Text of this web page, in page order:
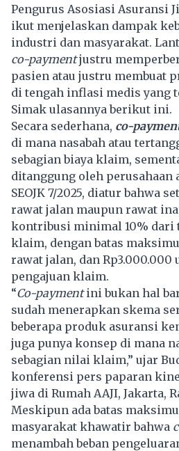
Pengurus Asosiasi Asuransi
ikut menjelaskan dampak
industri dan masyarakat.
co-paymentjustru
pasien atau justru membuat
di tengah inflasi medis yang
Simak ulasannya berikut ini.
Secara sederhana, co-
di mana nasabah atau
sebagian biaya klaim,
ditanggung oleh perusahaan
SEOJK 7/2025, diatur bahwa
rawat jalan maupun rawat
kontribusi minimal 10% dari
klaim, dengan batas
rawat jalan, dan
pengajuan klaim.
“Co-paymentini bukan hal
sudah menerapkan skema
beberapa produk asuransi
juga punya konsep di mana
sebagian nilai klaim,” ujar
konferensi pers paparan
jiwa di Rumah AAJI, Jakarta,
Meskipun ada batas
masyarakat khawatir bahwa
menambah beban